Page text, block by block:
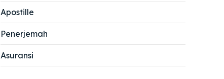
Apostille
Penerjemah
Asuransi